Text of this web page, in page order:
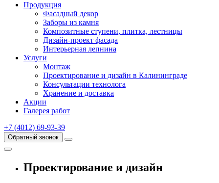
Продукция
Фасадный декор
Заборы из камня
Композитные ступени, плитка, лестницы
Дизайн-проект фасада
Интерьерная лепнина
Услуги
Монтаж
Проектирование и дизайн в Калининграде
Консультации технолога
Хранение и доставка
Акции
Галерея работ
+7 (4012) 69-93-39
Обратный звонок
Проектирование и дизайн